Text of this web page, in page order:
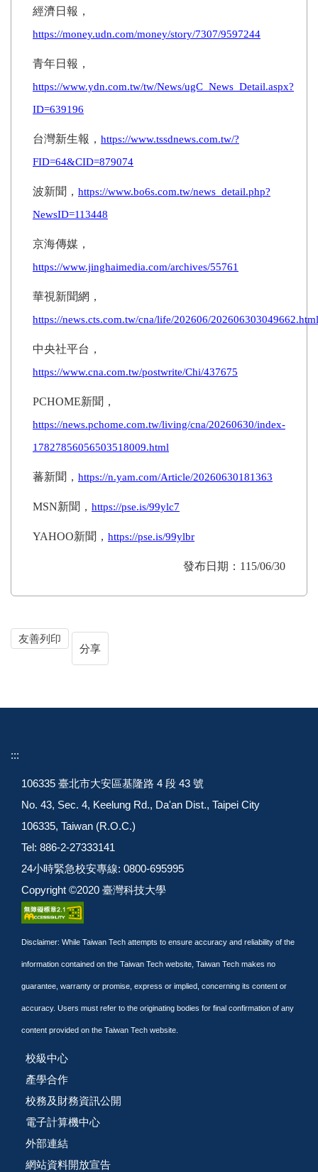
經濟日報，
https://money.udn.com/money/story/7307/9597244
青年日報，
https://www.ydn.com.tw/tw/News/ugC_News_Detail.aspx?
ID=639196
台灣新生報， https://www.tssdnews.com.tw/?
FID=64&CID=879074
波新聞， https://www.bo6s.com.tw/news_detail.php?
NewsID=113448
京海傳媒，
https://www.jinghaimedia.com/archives/55761
華視新聞網，
https://news.cts.com.tw/cna/life/202606/202606303049662.html
中央社平台，
https://www.cna.com.tw/postwrite/Chi/437675
PCHOME新聞，
https://news.pchome.com.tw/living/cna/20260630/index-
17827856056503518009.html
蕃新聞， https://n.yam.com/Article/20260630181363
MSN新聞， https://pse.is/99ylc7
YAHOO新聞， https://pse.is/99ylbr
發布日期：115/06/30
友善列印
分享
:::
106335 臺北市大安區基隆路 4 段 43 號
No. 43, Sec. 4, Keelung Rd., Da'an Dist., Taipei City
106335, Taiwan (R.O.C.)
Tel: 886-2-27333141
24小時緊急校安專線: 0800-695995
Copyright ©2020 臺灣科技大學
Disclaimer: While Taiwan Tech attempts to ensure accuracy and reliability of the
information contained on the Taiwan Tech website, Taiwan Tech makes no
guarantee, warranty or promise, express or implied, concerning its content or
accuracy. Users must refer to the originating bodies for final confirmation of any
content provided on the Taiwan Tech website.
校級中心
產學合作
校務及財務資訊公開
電子計算機中心
外部連結
網站資料開放宣告